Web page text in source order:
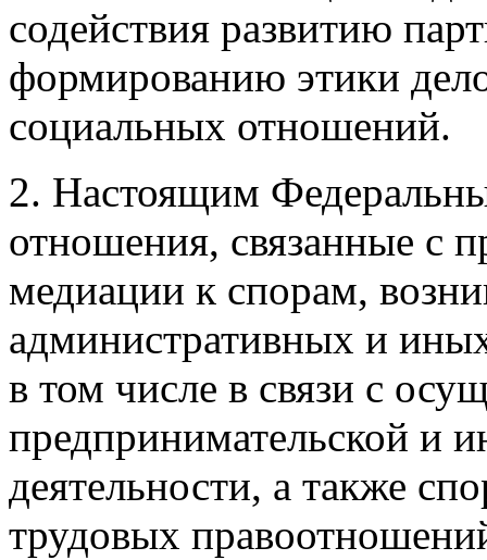
содействия развитию
формированию этики
социальных отношений.
2. Настоящим
отношения, связанные с
медиации к спорам,
административных и
в том числе в связи с
предпринимательской и
деятельности, а также
трудовых